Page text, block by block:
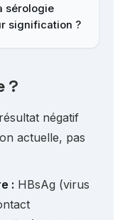
sérologie
signification ?
?
négatif
actuelle, pas
: HBsAg (virus